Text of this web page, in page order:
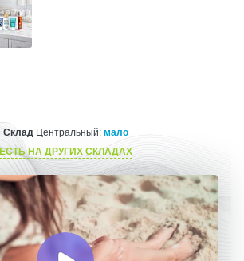
СкладЦентральный: мало
ЕСТЬ НА ДРУГИХ СКЛАДАХ